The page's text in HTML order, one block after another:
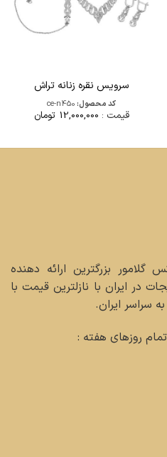
سرویس نقره زنانه تراش
کد محصول:ce-n450
قیمت : 12,000,000 تومان
گلامور بزرگترین ارائه دهنده
در ایران با نازلترین قیمت با
سراسر ایران.